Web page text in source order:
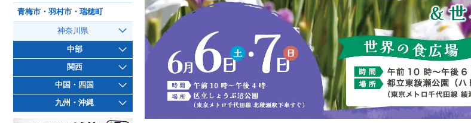
青梅市・羽村市・瑞穂町
神奈川県
中部
関西
中国・四国
九州・沖縄